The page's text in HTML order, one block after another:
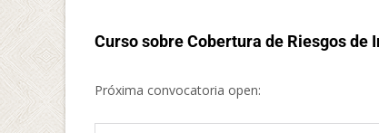
Curso sobre Cobertura de Riesgos
Próxima convocatoria open: